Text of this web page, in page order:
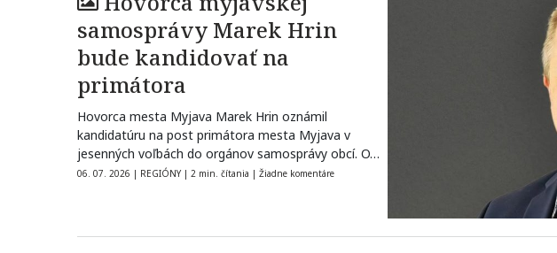
samosprávy Marek Hrin
bude kandidovať na
primátora
Hovorca mesta Myjava Marek Hrin oznámil
kandidatúru na post primátora mesta Myjava v
jesenných voľbách do orgánov samosprávy obcí. O…
06. 07. 2026 | REGIÓNY | 2 min. čítania | Žiadne komentáre